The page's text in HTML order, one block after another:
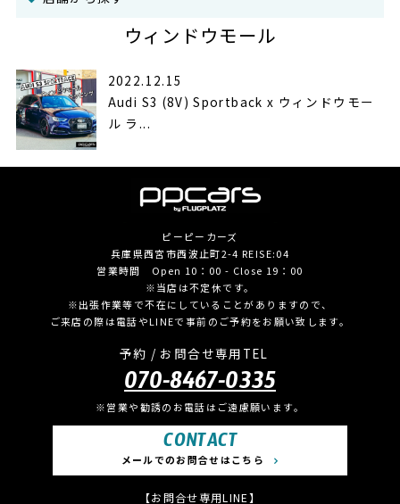
ウィンドウモール
2022.12.15
Audi S3 (8V) Sportback x ウィンドウモー
ル ラ...
ピーピーカーズ
兵庫県西宮市西波止町2-4 REISE:04
営業時間 Open 10：00 - Close 19：00
※当店は不定休です。
※出張作業等で不在にしていることがありますので、
ご来店の際は電話やLINEで事前のご予約をお願い致します。
予約 / お問合せ専用TEL
070-8467-0335
※営業や勧誘のお電話はご遠慮願います。
CONTACT
メールでのお問合せはこちら
【お問合せ専用LINE】